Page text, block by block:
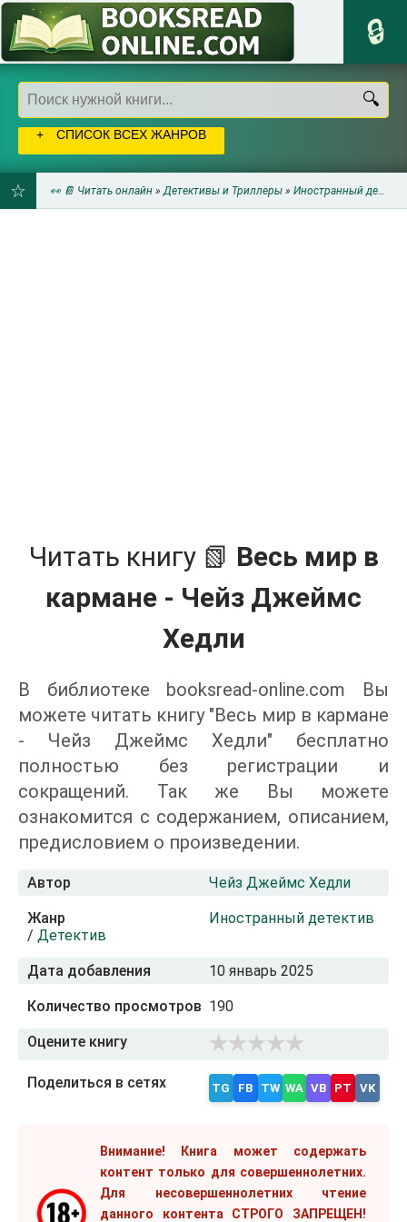
СПИСОК ВСЕХ ЖАНРОВ
👀 📔 Читать онлайн »Детективы и Триллеры » Иностранный детектив
Читать книгу 📗 Весь мир в
кармане - Чейз Джеймс
Хедли
В библиотеке booksread-online.com Вы
можете читать книгу "Весь мир в кармане
- Чейз Джеймс Хедли" бесплатно
полностью без регистрации и
сокращений. Так же Вы можете
ознакомится с содержанием, описанием,
предисловием о произведении.
Автор Чейз Джеймс Хедли
Жанр
Иностранный детектив
/ Детектив
Дата добавления 10 январь 2025
Количество просмотров 190
Оцените книгу
Поделиться в сетях TG FB TW WA VB PT VK
Внимание! Книга может содержать
контент только для совершеннолетних.
Для несовершеннолетних чтение
данного контента СТРОГО ЗАПРЕЩЕН!